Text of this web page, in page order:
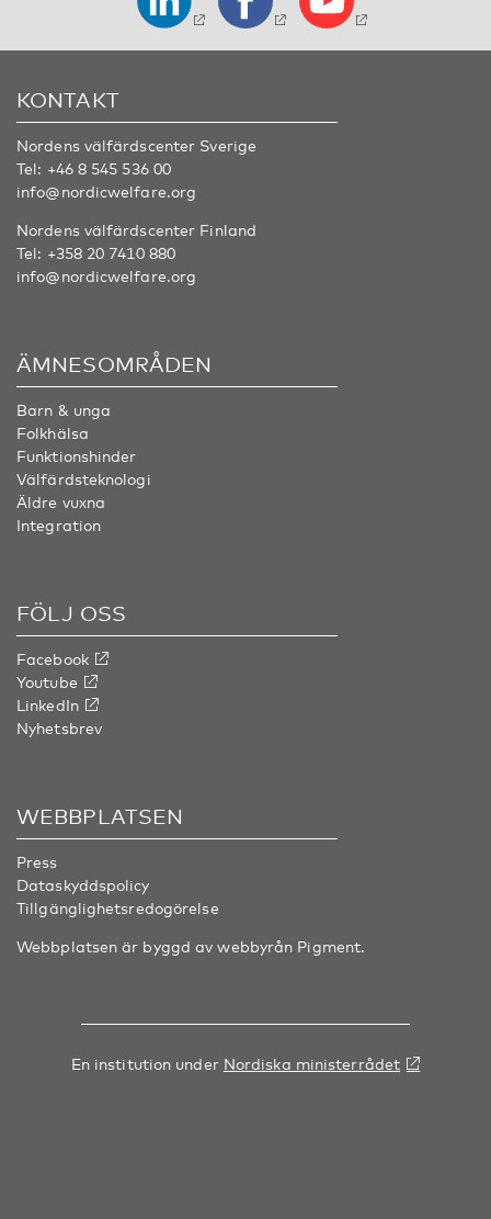
KONTAKT
Nordens välfärdscenter Sverige
Tel: +46 8 545 536 00
info@nordicwelfare.org
Nordens välfärdscenter Finland
Tel: +358 20 7410 880
info@nordicwelfare.org
ÄMNESOMRÅDEN
Barn & unga
Folkhälsa
Funktionshinder
Välfärdsteknologi
Äldre vuxna
Integration
FÖLJ OSS
Facebook
Youtube
LinkedIn
Nyhetsbrev
WEBBPLATSEN
Press
Dataskyddspolicy
Tillgänglighetsredogörelse
Webbplatsen är byggd av webbyrån Pigment.
En institution under Nordiska ministerrådet